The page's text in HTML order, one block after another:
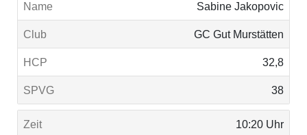
Sabine Jakopovic
GC Gut Murstätten
32,8
38
10:20 Uhr